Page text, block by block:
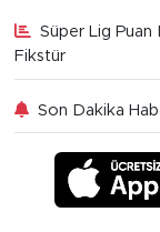
Süper Lig Puan
Fikstür
Son Dakika